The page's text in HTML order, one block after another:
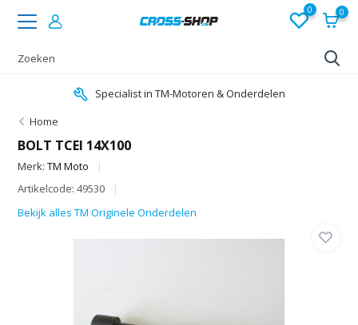
0 0
Specialist in TM-Motoren & Onderdelen
Home
BOLT TCEI 14X100
Merk:TM Moto
Artikelcode: 49530
Bekijk alles TM Originele Onderdelen